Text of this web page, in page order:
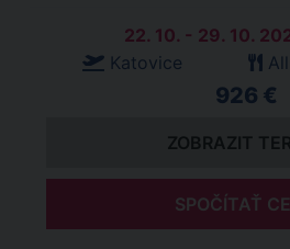
22. 10. - 29. 10.
Katovice
926 €
ZOBRAZIT
SPOČÍTAŤ